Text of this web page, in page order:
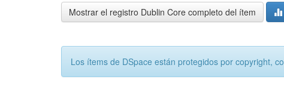
Mostrar el registro Dublin Core completo del ítem
Los ítems de DSpace están protegidos por copyright,